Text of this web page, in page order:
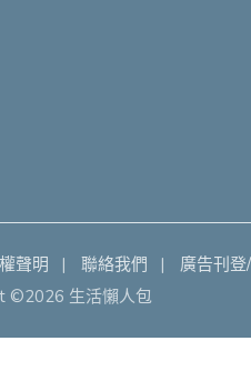
聲明 聯絡我們
廣告刊
©2026 生活懶人包